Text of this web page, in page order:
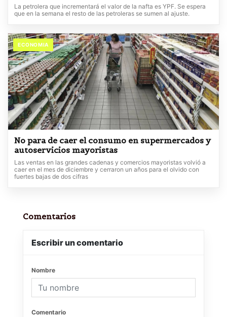
La petrolera que incrementará el valor de la nafta es YPF. Se espera
que en la semana el resto de las petroleras se sumen al ajuste.
ECONOMIA
No para de caer el consumo en supermercados y
autoservicios mayoristas
Las ventas en las grandes cadenas y comercios mayoristas volvió a
caer en el mes de diciembre y cerraron un años para el olvido con
fuertes bajas de dos cifras
Comentarios
Escribir un comentario
Nombre
Comentario